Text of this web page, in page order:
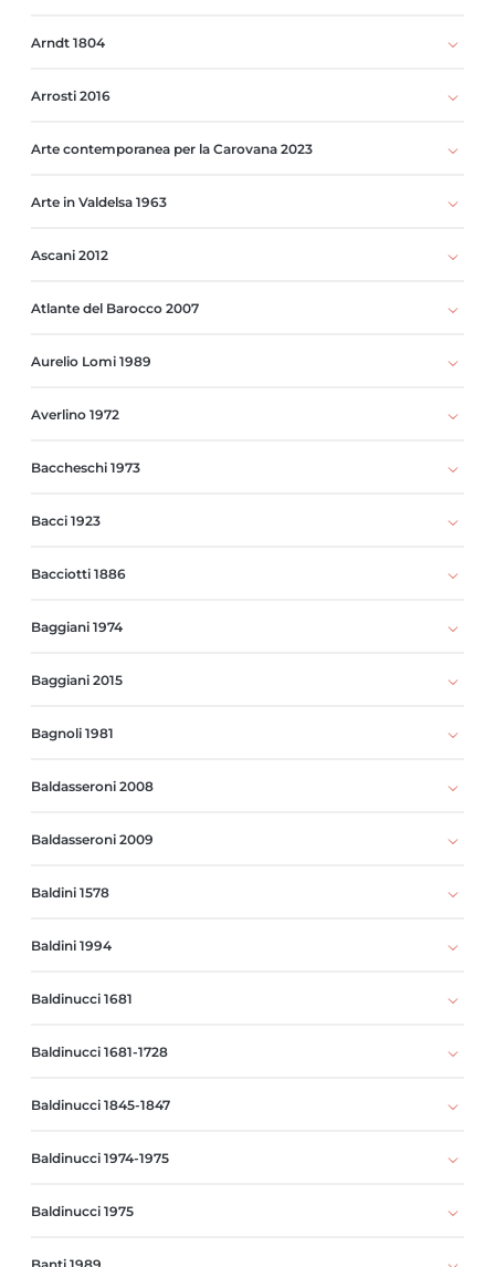
Arndt 1804
Arrosti 2016
Arte contemporanea per la Carovana 2023
Arte in Valdelsa 1963
Ascani 2012
Atlante del Barocco 2007
Aurelio Lomi 1989
Averlino 1972
Baccheschi 1973
Bacci 1923
Bacciotti 1886
Baggiani 1974
Baggiani 2015
Bagnoli 1981
Baldasseroni 2008
Baldasseroni 2009
Baldini 1578
Baldini 1994
Baldinucci 1681
Baldinucci 1681-1728
Baldinucci 1845-1847
Baldinucci 1974-1975
Baldinucci 1975